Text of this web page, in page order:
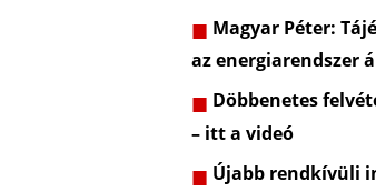
Magyar Péter:
az energiarendszer
Döbbenetes
– itt a videó
Újabb rendkívüli